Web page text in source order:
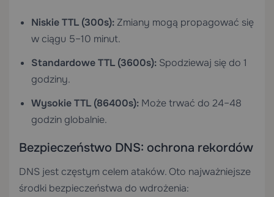
Niskie TTL (300s):Zmiany mogą propagować się
w ciągu 5–10 minut.
Standardowe TTL (3600s): Spodziewaj się do 1
godziny.
Wysokie TTL (86400s): Może trwać do 24–48
godzin globalnie.
Bezpieczeństwo DNS: ochrona rekordów
DNS jest częstym celem ataków. Oto najważniejsze
środki bezpieczeństwa do wdrożenia: